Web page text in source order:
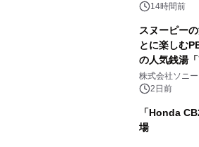
スの2施設で
14時間前
スヌーピー
とに楽しむ
の人気銭湯
ラボレーシ
ボグッズも発
株式会社ソニ
2日前
「Honda
場